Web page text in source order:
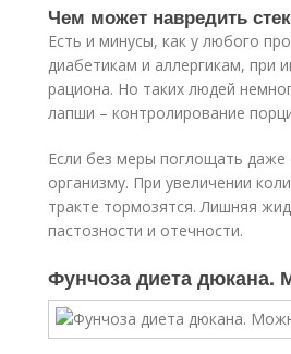
Чем может навредить
Есть и минусы, как у любого
диабетикам и аллергикам, при
рациона. Но таких людей
лапши – контролирование
Если без меры поглощать
организму. При увеличении
тракте тормозятся. Лишняя
пастозности и отечности.
Фунчоза диета дюкана.